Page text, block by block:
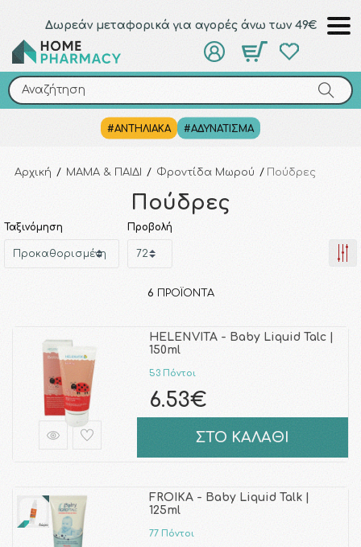
Δωρεάν μεταφορικά για αγορές άνω των 49€
Αναζήτηση
#ΑΝΤΗΛΙΑΚΑ #ΑΔΥΝΑΤΙΣΜΑ
Αναζήτηση
Αρχική / ΜΑΜΑ & ΠΑΙΔΙ / Φροντίδα Μωρού / Πούδρες
Πούδρες
Ταξινόμηση Προβολή
6 ΠΡΟΪΌΝΤΑ
HELENVITA - Baby Liquid Talc |
150ml
53 Πόντοι
6.53€
ΣΤΟ ΚΑΛΑΘΙ
FROIKA - Baby Liquid Talk |
125ml
77 Πόντοι